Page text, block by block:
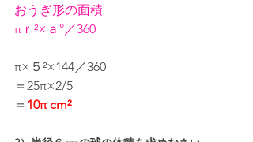
おうぎ形の面積
πｒ²×ａ°／360
π×５²×144／360
＝25π×2/5
＝ 10π cm²